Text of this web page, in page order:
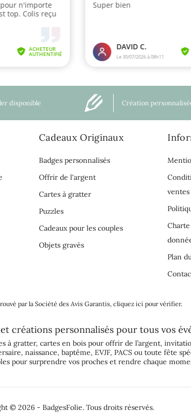
disponible Création
Cadeaux Originaux
Badges personnalisés
Offrir de l'argent
Cartes à gratter
Puzzles
Cadeaux pour les couples
Objets gravés
ventes
Plan
par la Société des Avis Garantis, cliquez ici pour vérifier.
créations personnalisés pour tous vos
à gratter, cartes en bois pour offrir de l’argent,
, naissance, baptême, EVJF, PACS ou toute fête
pour surprendre vos proches et rendre chaque
© 2026 - BadgesFolie. Tous droits réservés.